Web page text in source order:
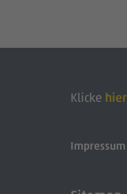
Klicke hier
Impressum